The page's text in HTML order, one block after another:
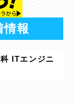
情報
ITエンジニ